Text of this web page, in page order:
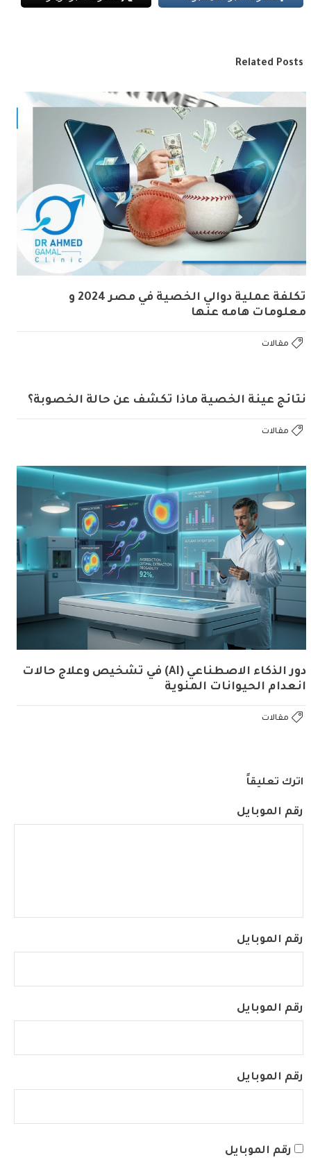
Related Posts
تكلفة عملية دوالي الخصية في مصر 2024 و
معلومات هامه عنها
مقالات
نتائج عينة الخصية ماذا تكشف عن حالة الخصوبة؟
مقالات
دور الذكاء الاصطناعي (AI) في تشخيص وعلاج حالات
انعدام الحيوانات المنوية
مقالات
اترك تعليقاً
رقم الموبايل
رقم الموبايل
رقم الموبايل
رقم الموبايل
رقم الموبايل